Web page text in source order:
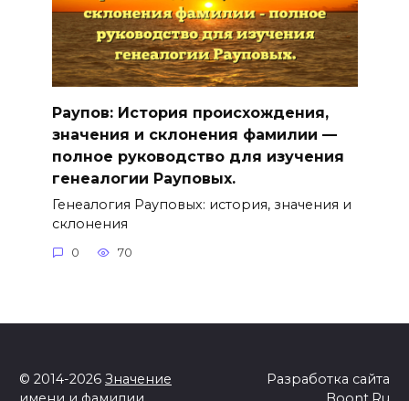
Раупов: История происхождения,
значения и склонения фамилии —
полное руководство для изучения
генеалогии Рауповых.
Генеалогия Рауповых: история, значения и
склонения
0 70
© 2014-2026 Значение
Разработка сайта